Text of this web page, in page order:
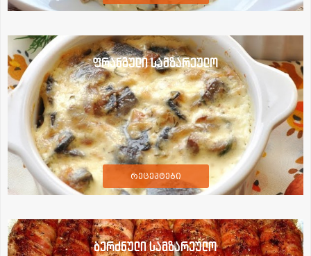
ფრანგული სამზარეულო
რეცეპტები
ბერძნული სამზარეულო